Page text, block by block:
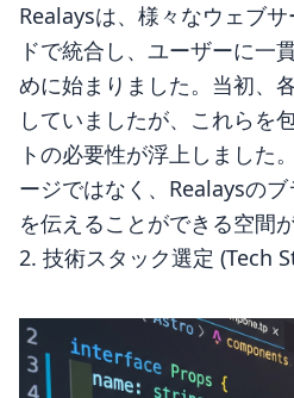
Realaysは、様々なウェブ
ドで統合し、ユーザーに一
めに始まりました。当初、
していましたが、これらを
トの必要性が浮上しました
ージではなく、Realaysの
を伝えることができる空間
2. 技術スタック選定 (Tech